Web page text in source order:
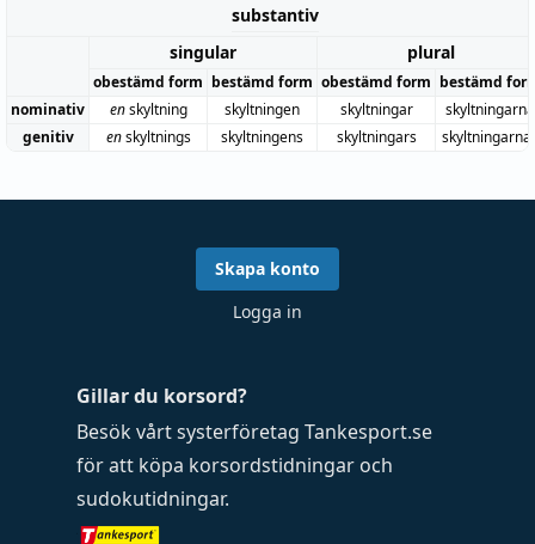
substantiv
singular
plural
obestämd form bestämd form obestämd form bestämd
nominativ
enskyltning skyltningen skyltningar
skyltningarna
genitiv
enskyltnings skyltningens skyltningars
Gillar du korsord?
Besök vårt systerföretag Tankesport.se
för att köpa korsordstidningar och
sudokutidningar.
Skapa konto
Logga in